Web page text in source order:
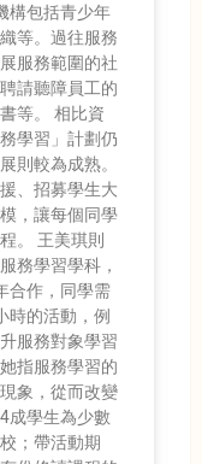
構包括青少年
等。過往服務
服務範圍的社
請聽障員工的
等。 相比資
學習」計劃仍
則較為成熟。
、招募學生大
，讓每個同學
。 王美琪則
務學習學科，
合作，同學需
時的活動，例
服務對象學習
指服務學習的
象，從而改變
成學生為少數
；帶活動期